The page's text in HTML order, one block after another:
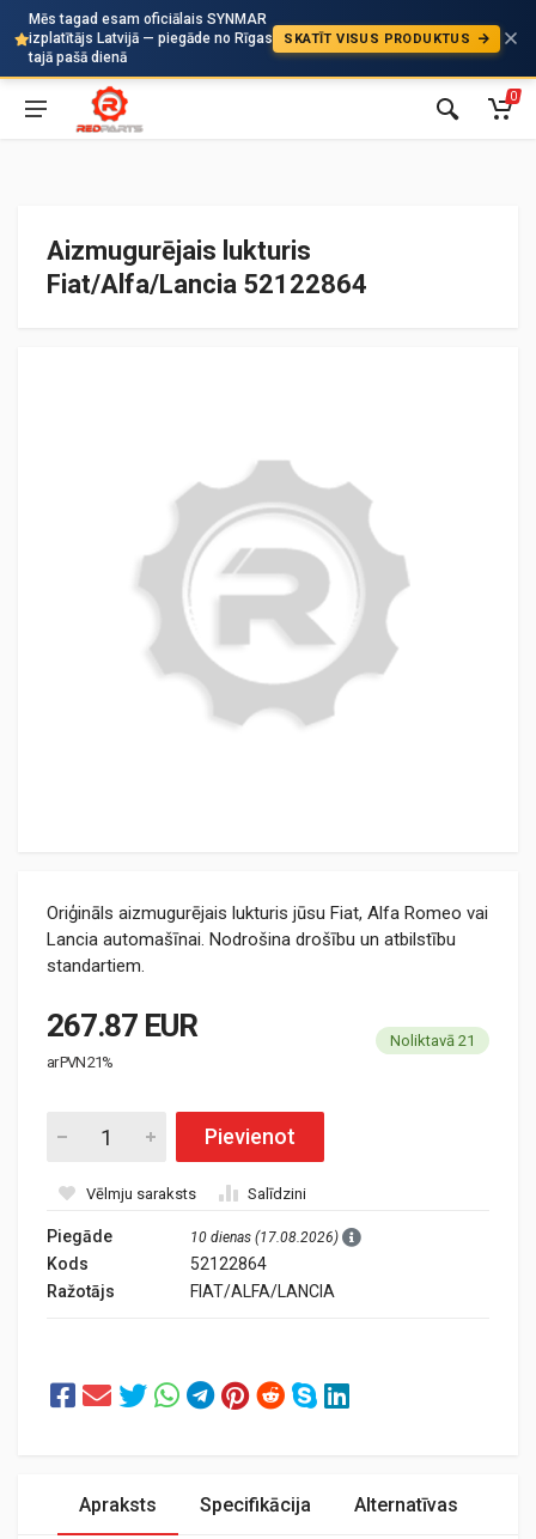
Mēs tagad esam oficiālais SYNMAR
izplatītājs Latvijā — piegāde no Rīgas
tajā pašā dienā
SKATĪT VISUS PRODUKTUS
Auto
0
Aizmugurējais lukturis
Fiat/Alfa/Lancia 52122864
Oriģināls aizmugurējais lukturis jūsu Fiat, Alfa Romeo vai
Lancia automašīnai. Nodrošina drošību un atbilstību
standartiem.
267.87 EUR
ar PVN 21%
Noliktavā 21
Pievienot
Vēlmju saraksts Salīdzini
Piegāde 10 dienas (17.08.2026)
Kods
52122864
Ražotājs
FIAT/ALFA/LANCIA
Apraksts Specifikācija Alternatīvas